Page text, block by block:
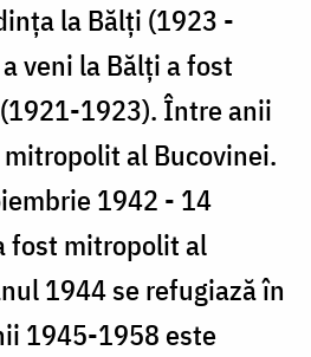
la Bălţi (1923 -
veni la Bălţi a fost
1923). Între anii
al Bucovinei.
1942 - 14
fost mitropolit al
1944 se refugiază în
1945-1958 este